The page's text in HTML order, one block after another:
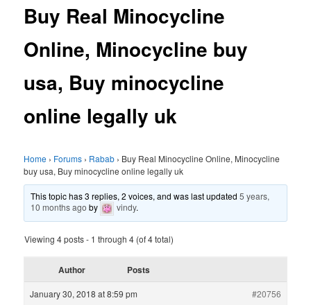
Buy Real Minocycline
Online, Minocycline buy
usa, Buy minocycline
online legally uk
Home › Forums › Rabab › Buy Real Minocycline Online, Minocycline
buy usa, Buy minocycline online legally uk
This topic has 3 replies, 2 voices, and was last updated5 years,
10 months ago by vindy.
Viewing 4 posts - 1 through 4 (of 4 total)
Author Posts
January 30, 2018 at 8:59 pm #20756